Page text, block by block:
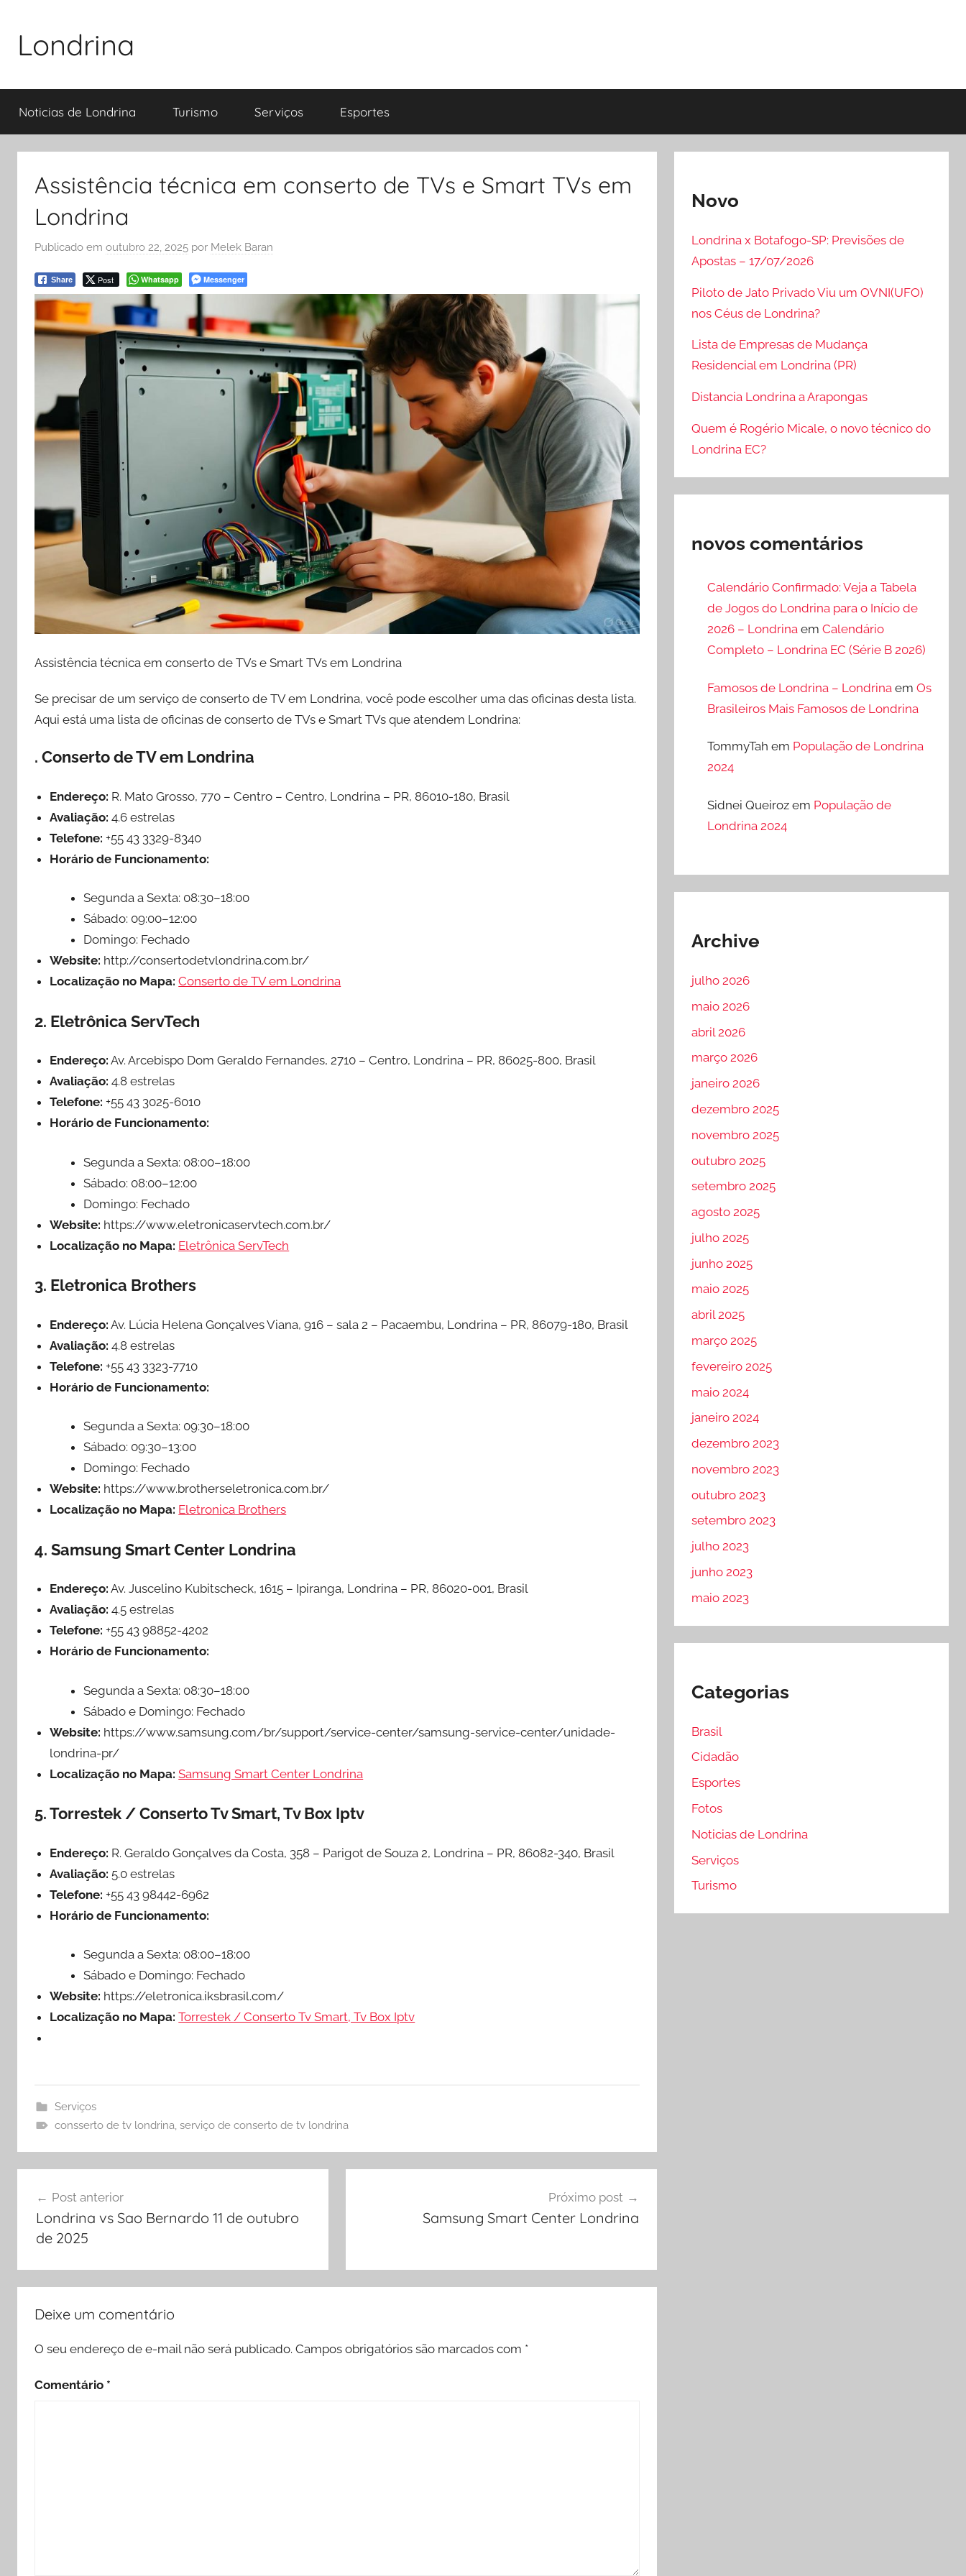
Londrina
Noticias de Londrina Turismo Serviços Esportes
Assistência técnica em conserto de TVs e Smart TVs em
Londrina
Publicado em outubro 22, 2025 por Melek Baran
Share Post Whatsapp Messenger
Assistência técnica em conserto de TVs e Smart TVs em Londrina
Se precisar de um serviço de conserto de TV em Londrina, você pode escolher uma das oficinas desta lista.
Aqui está uma lista de oficinas de conserto de TVs e Smart TVs que atendem Londrina:
. Conserto de TV em Londrina
Endereço: R. Mato Grosso, 770 – Centro – Centro, Londrina – PR, 86010-180, Brasil
Avaliação: 4.6 estrelas
Telefone: +55 43 3329-8340
Horário de Funcionamento:
Segunda a Sexta: 08:30–18:00
Sábado: 09:00–12:00
Domingo: Fechado
Website: http://consertodetvlondrina.com.br/
Localização no Mapa: Conserto de TV em Londrina
2. Eletrônica ServTech
Endereço: Av. Arcebispo Dom Geraldo Fernandes, 2710 – Centro, Londrina – PR, 86025-800, Brasil
Avaliação: 4.8 estrelas
Telefone: +55 43 3025-6010
Horário de Funcionamento:
Segunda a Sexta: 08:00–18:00
Sábado: 08:00–12:00
Domingo: Fechado
Website: https://www.eletronicaservtech.com.br/
Localização no Mapa: Eletrônica ServTech
3. Eletronica Brothers
Endereço: Av. Lúcia Helena Gonçalves Viana, 916 – sala 2 – Pacaembu, Londrina – PR, 86079-180, Brasil
Avaliação: 4.8 estrelas
Telefone: +55 43 3323-7710
Horário de Funcionamento:
Segunda a Sexta: 09:30–18:00
Sábado: 09:30–13:00
Domingo: Fechado
Website: https://www.brotherseletronica.com.br/
Localização no Mapa: Eletronica Brothers
4. Samsung Smart Center Londrina
Endereço: Av. Juscelino Kubitscheck, 1615 – Ipiranga, Londrina – PR, 86020-001, Brasil
Avaliação: 4.5 estrelas
Telefone: +55 43 98852-4202
Horário de Funcionamento:
Segunda a Sexta: 08:30–18:00
Sábado e Domingo: Fechado
Website: https://www.samsung.com/br/support/service-center/samsung-service-center/unidade-
londrina-pr/
Localização no Mapa: Samsung Smart Center Londrina
5. Torrestek / Conserto Tv Smart, Tv Box Iptv
Endereço: R. Geraldo Gonçalves da Costa, 358 – Parigot de Souza 2, Londrina – PR, 86082-340, Brasil
Avaliação: 5.0 estrelas
Telefone: +55 43 98442-6962
Horário de Funcionamento:
Segunda a Sexta: 08:00–18:00
Sábado e Domingo: Fechado
Website: https://eletronica.iksbrasil.com/
Localização no Mapa: Torrestek / Conserto Tv Smart, Tv Box Iptv
Serviços
consserto de tv londrina serviço de conserto de tv londrina
de
Post
Post anterior
Londrina vs Sao Bernardo 11 de outubro
de 2025
Próximo post
Samsung Smart Center Londrina
Deixe um comentário
O seu endereço de e-mail não será publicado. Campos obrigatórios são marcados com *
Comentário *
Novo
Londrina x Botafogo-SP: Previsões de
Apostas – 17/07/2026
Piloto de Jato Privado Viu um OVNI(UFO)
nos Céus de Londrina?
Lista de Empresas de Mudança
Residencial em Londrina (PR)
Distancia Londrina a Arapongas
Quem é Rogério Micale, o novo técnico do
Londrina EC?
novos comentários
Calendário Confirmado: Veja a Tabela
de Jogos do Londrina para o Início de
2026 – Londrina em Calendário
Completo – Londrina EC (Série B 2026)
Famosos de Londrina – Londrina em Os
Brasileiros Mais Famosos de Londrina
TommyTah em População de Londrina
2024
Sidnei Queirozem População de
Londrina 2024
Archive
julho 2026
maio 2026
abril 2026
março 2026
janeiro 2026
dezembro 2025
novembro 2025
outubro 2025
setembro 2025
agosto 2025
julho 2025
junho 2025
maio 2025
abril 2025
março 2025
fevereiro 2025
maio 2024
janeiro 2024
dezembro 2023
novembro 2023
outubro 2023
setembro 2023
julho 2023
junho 2023
maio 2023
Categorias
Brasil
Cidadão
Esportes
Fotos
Noticias de Londrina
Serviços
Turismo